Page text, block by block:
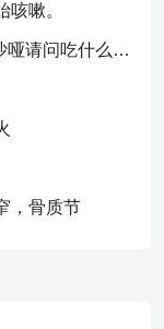
嗽。
你好，鼻炎犯了，鼻子不通，嗓子沙哑请问吃什么药比较好？
，骨质节